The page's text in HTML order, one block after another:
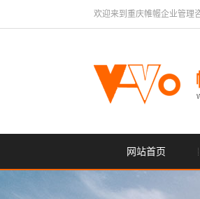
欢迎来到重庆帷幄企业管理
网站首页